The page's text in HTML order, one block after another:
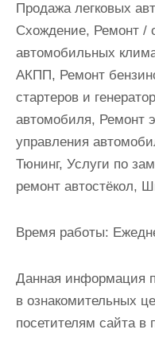
Продажа легковых
Схождение, Ремонт /
автомобильных
АКПП, Ремонт
стартеров и
автомобиля, Ремонт
управления
Тюнинг, Услуги по
ремонт автостёкол,
Время работы:
Данная информация
в ознакомительных
посетителям сайта в